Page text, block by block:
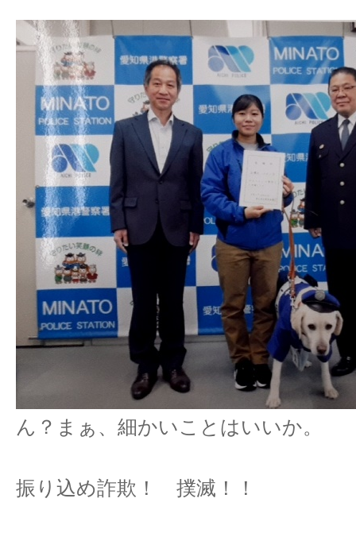
ん？まぁ、細かいことはいいか。
振り込め詐欺！ 撲滅！！